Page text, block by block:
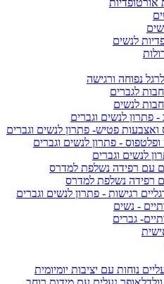
אורטופדיות
לנשים
נפוחה ורגישה
לגברים
לנשים
פתרון לנשים וגברים
ואצבעות פטיש- פתרון לנשים וגברים
- פתרון לנשים וגברים
לנשים וגברים
עם רפידה נשלפת למדרס
רפידה נשלפת למדרס
רגישות - פתרון לנשים וגברים
- נשים
גברים